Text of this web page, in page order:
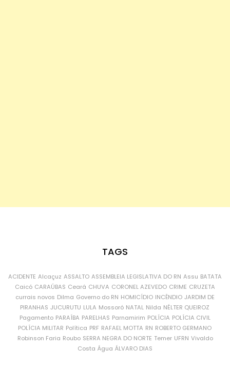
TAGS
ACIDENTE Alcaçuz ASSALTO ASSEMBLEIA LEGISLATIVA DO RN Assu BATATA
Caicó CARAÚBAS Ceará CHUVA CORONEL AZEVEDO CRIME CRUZETA
currais novos Dilma Governo do RN HOMICÍDIO INCÊNDIO JARDIM DE
PIRANHAS JUCURUTU LULA Mossoró NATAL Nilda NÉLTER QUEIROZ
Pagamento PARAÍBA PARELHAS Parnamirim POLÍCIA POLÍCIA CIVIL
POLÍCIA MILITAR Política PRF RAFAEL MOTTA RN ROBERTO GERMANO
Robinson Faria Roubo SERRA NEGRA DO NORTE Temer UFRN Vivaldo
Costa Água ÁLVARO DIAS